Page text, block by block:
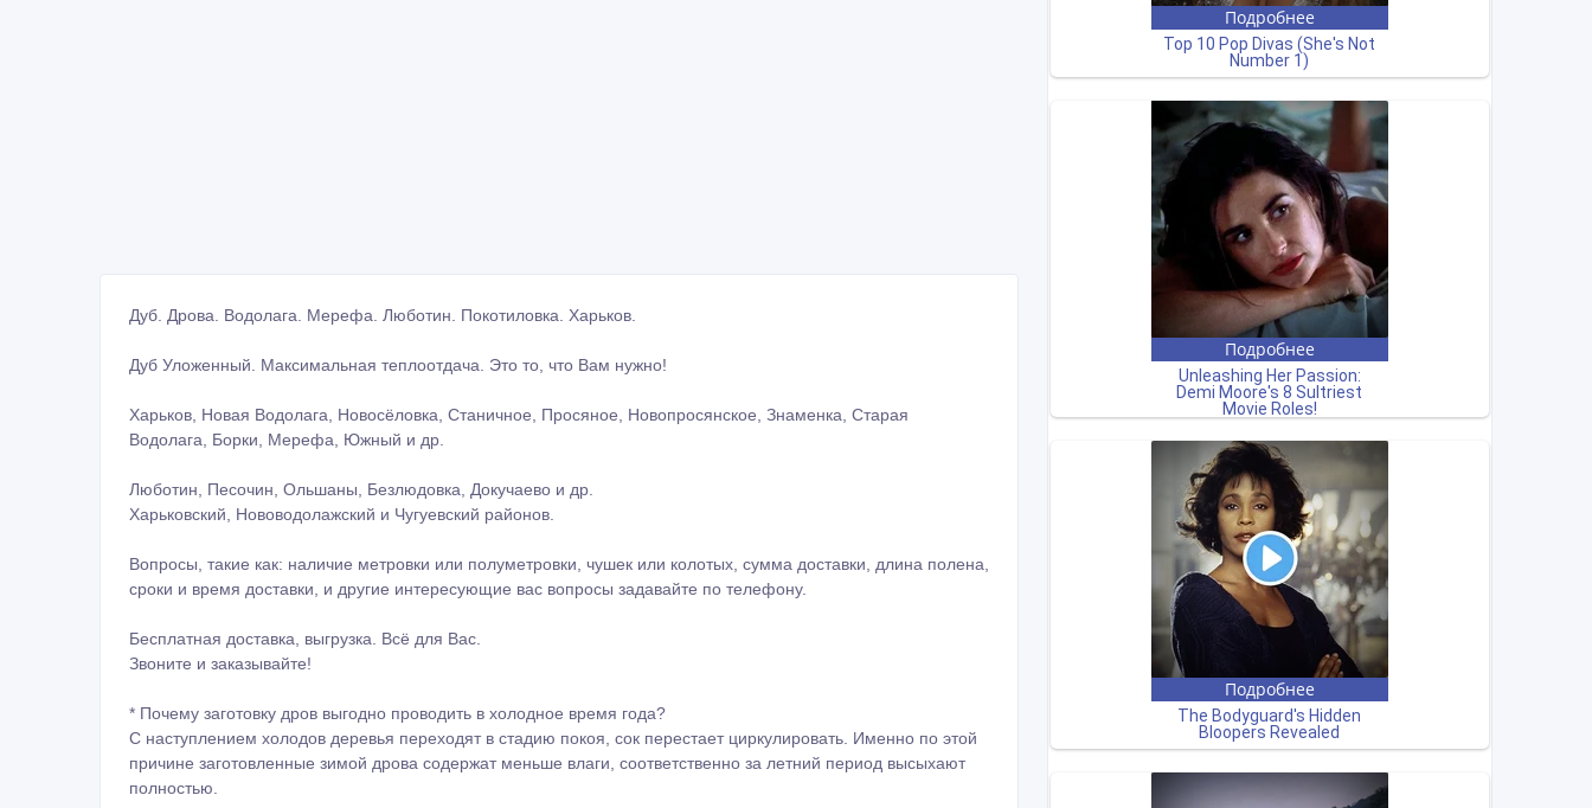
Дуб. Дрова. Водолага. Мерефа. Люботин. Покотиловка. Харьков.
Дуб Уложенный. Максимальная теплоотдача. Это то, что Вам нужно!
Харьков, Новая Водолага, Новосёловка, Станичное, Просяное, Новопросянское, Знаменка, Старая
Водолага, Борки, Мерефа, Южный и др.
Люботин, Песочин, Ольшаны, Безлюдовка, Докучаево и др.
Харьковский, Нововодолажский и Чугуевский районов.
Вопросы, такие как: наличие метровки или полуметровки, чушек или колотых, сумма доставки, длина полена,
сроки и время доставки, и другие интересующие вас вопросы задавайте по телефону.
Бесплатная доставка, выгрузка. Всё для Вас.
Звоните и заказывайте!
* Почему заготовку дров выгодно проводить в холодное время года?
С наступлением холодов деревья переходят в стадию покоя, сок перестает циркулировать. Именно по этой
причине заготовленные зимой дрова содержат меньше влаги, соответственно за летний период высыхают
полностью.